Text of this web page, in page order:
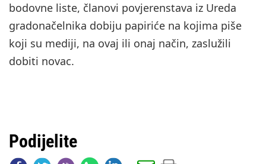
bodovne liste, članovi povjerenstava iz Ureda
gradonačelnika dobiju papiriće na kojima piše
koji su mediji, na ovaj ili onaj način, zaslužili
dobiti novac.
Podijelite